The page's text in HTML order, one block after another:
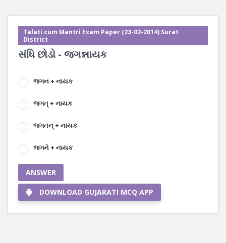
Talati cum Mantri Exam Paper (23-02-2014) Surat
District
સંધિ છોડો - જગન્નાયક
જગન + નાયક
જગત્ + નાયક
જગતન્ + નાયક
જગને + નાયક
ANSWER
DOWNLOAD GUJARATI MCQ APP